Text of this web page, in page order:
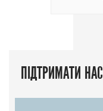
ПІДТРИМАТИ НАС